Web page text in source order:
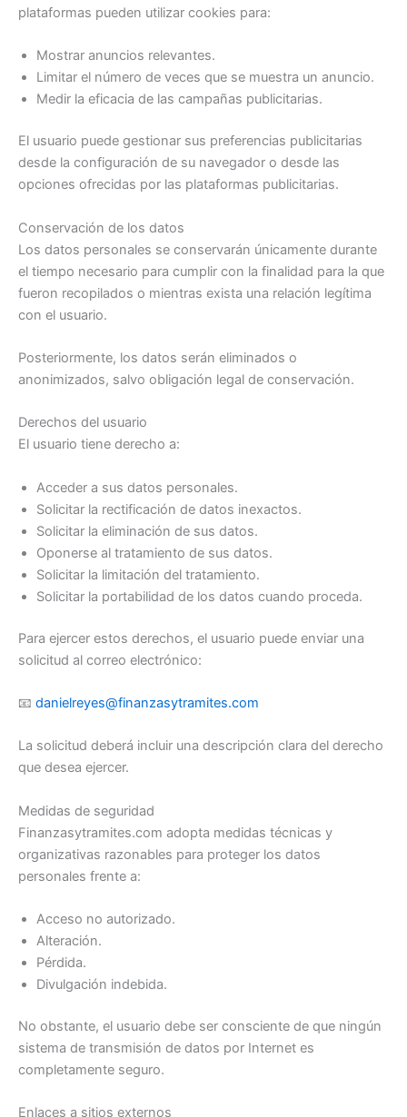
plataformas pueden utilizar cookies para:
Mostrar anuncios relevantes.
Limitar el número de veces que se muestra un anuncio.
Medir la eficacia de las campañas publicitarias.
El usuario puede gestionar sus preferencias publicitarias
desde la configuración de su navegador o desde las
opciones ofrecidas por las plataformas publicitarias.
Conservación de los datos
Los datos personales se conservarán únicamente durante
el tiempo necesario para cumplir con la finalidad para la que
fueron recopilados o mientras exista una relación legítima
con el usuario.
Posteriormente, los datos serán eliminados o
anonimizados, salvo obligación legal de conservación.
Derechos del usuario
El usuario tiene derecho a:
Acceder a sus datos personales.
Solicitar la rectificación de datos inexactos.
Solicitar la eliminación de sus datos.
Oponerse al tratamiento de sus datos.
Solicitar la limitación del tratamiento.
Solicitar la portabilidad de los datos cuando proceda.
Para ejercer estos derechos, el usuario puede enviar una
solicitud al correo electrónico:
📧 danielreyes@finanzasytramites.com
La solicitud deberá incluir una descripción clara del derecho
que desea ejercer.
Medidas de seguridad
Finanzasytramites.com adopta medidas técnicas y
organizativas razonables para proteger los datos
personales frente a:
Acceso no autorizado.
Alteración.
Pérdida.
Divulgación indebida.
No obstante, el usuario debe ser consciente de que ningún
sistema de transmisión de datos por Internet es
completamente seguro.
Enlaces a sitios externos